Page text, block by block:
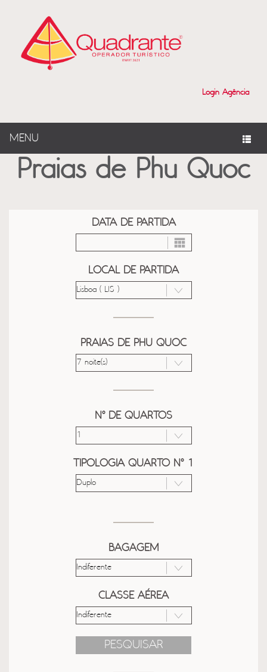
Login Agência
MENU
Praias de Phu Quoc
DATA DE PARTIDA
LOCAL DE PARTIDA
PRAIAS DE PHU QUOC
Nº DE QUARTOS
TIPOLOGIA QUARTO Nº 1
BAGAGEM
CLASSE AÉREA
PESQUISAR